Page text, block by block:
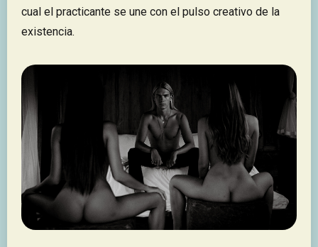
cual el practicante se une con el pulso creativo de la
existencia.